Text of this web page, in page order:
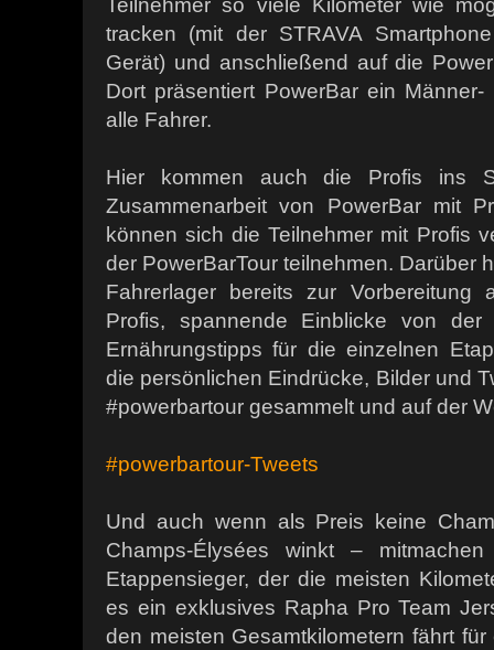
Teilnehmer so viele Kilometer wie
tracken (mit der STRAVA
Gerät) und anschließend auf die
Dort präsentiert PowerBar ein
alle Fahrer.
Hier kommen auch die Profis ins
Zusammenarbeit von PowerBar mit
können sich die Teilnehmer mit Profis
der PowerBarTour teilnehmen. Darüber
Fahrerlager bereits zur
Profis, spannende Einblicke von
Ernährungstipps für die einzelnen
die persönlichen Eindrücke, Bilder und
#powerbartour gesammelt und auf der
#powerbartour-Tweets
Und auch wenn als Preis keine
Champs-Élysées winkt –
Etappensieger, der die meisten
es ein exklusives Rapha Pro Team
den meisten Gesamtkilometern fährt